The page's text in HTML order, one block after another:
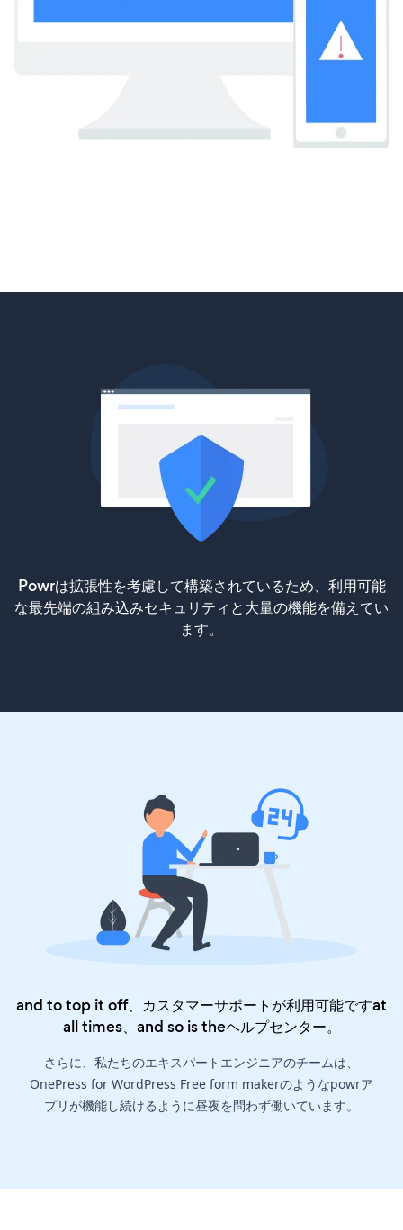
Powrは拡張性を考慮して構築されているため、利用可能
な最先端の組み込みセキュリティと大量の機能を備えてい
ます。
and to top it off、カスタマーサポートが利用可能ですat
all times、and so is theヘルプセンター。
さらに、私たちのエキスパートエンジニアのチームは、
OnePress for WordPress Free form makerのようなpowrア
プリが機能し続けるように昼夜を問わず働いています。